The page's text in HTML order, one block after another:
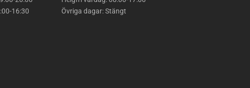
16:30
Övriga dagar: Stängt